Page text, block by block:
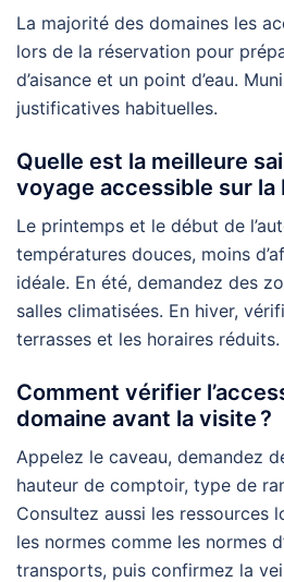
La majorité des domaines les
lors de la réservation pour
d’aisance et un point d’eau.
justificatives habituelles.
Quelle est la meilleure
voyage accessible sur la
Le printemps et le début de
températures douces, moins
idéale. En été, demandez des
salles climatisées. En hiver,
terrasses et les horaires réduits.
Comment vérifier
domaine avant la visite ?
Appelez le caveau, demandez
hauteur de comptoir, type de
Consultez aussi les ressources
les normes comme les normes
transports, puis confirmez la